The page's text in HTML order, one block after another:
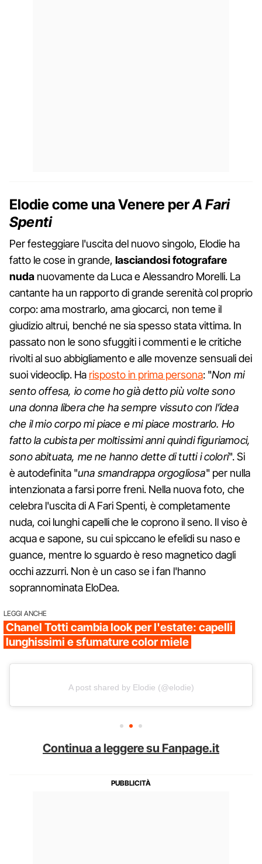
Elodie come una Venere perA Fari
Spenti
Per festeggiare l'uscita del nuovo singolo, Elodie ha
fatto le cose in grande, lasciandosi fotografare
nuda nuovamente da Luca e Alessandro Morelli. La
cantante ha un rapporto di grande serenità col proprio
corpo: ama mostrarlo, ama giocarci, non teme il
giudizio altrui, benché ne sia spesso stata vittima. In
passato non le sono sfuggiti i commenti e le critiche
rivolti al suo abbigliamento e alle movenze sensuali dei
suoi videoclip. Ha risposto in prima persona: "Non mi
sento offesa, io come ho già detto più volte sono
una donna libera che ha sempre vissuto con l’idea
che il mio corpo mi piace e mi piace mostrarlo. Ho
fatto la cubista per moltissimi anni quindi figuriamoci,
sono abituata, me ne hanno dette di tutti i colori". Si
è autodefinita "una smandrappa orgogliosa" per nulla
intenzionata a farsi porre freni. Nella nuova foto, che
celebra l'uscita di A Fari Spenti, è completamente
nuda, coi lunghi capelli che le coprono il seno. Il viso è
acqua e sapone, su cui spiccano le efelidi su naso e
guance, mentre lo sguardo è reso magnetico dagli
occhi azzurri. Non è un caso se i fan l'hanno
soprannominata EloDea.
LEGGI ANCHE
Chanel Totti cambia look per l'estate: capelli
lunghissimi e sfumature color miele
A post shared by Elodie (@elodie)
Continua a leggere su Fanpage.it